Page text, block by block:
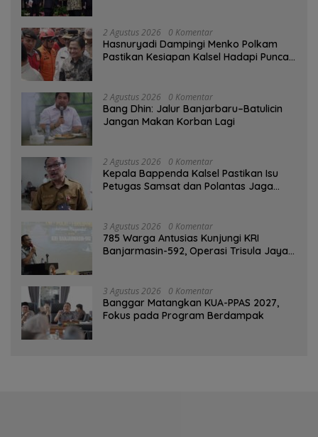
2 Agustus 2026 0 Komentar
Hasnuryadi Dampingi Menko Polkam
Pastikan Kesiapan Kalsel Hadapi Puncak
2 Agustus 2026 0 Komentar
Bang Dhin: Jalur Banjarbaru–Batulicin
Jangan Makan Korban Lagi
2 Agustus 2026 0 Komentar
Kepala Bappenda Kalsel Pastikan Isu
Petugas Samsat dan Polantas Jaga
3 Agustus 2026 0 Komentar
785 Warga Antusias Kunjungi KRI
Banjarmasin-592, Operasi Trisula Jaya
3 Agustus 2026 0 Komentar
‎Banggar Matangkan KUA-PPAS 2027,
Fokus pada Program Berdampak